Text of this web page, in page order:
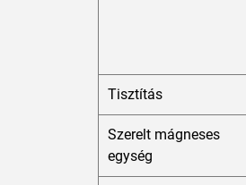
Tisztítás
Szerelt mágneses
egység